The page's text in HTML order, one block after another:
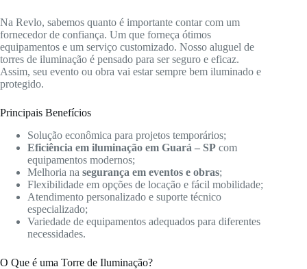
Na Revlo, sabemos quanto é importante contar com um
fornecedor de confiança. Um que forneça ótimos
equipamentos e um serviço customizado. Nosso aluguel de
torres de iluminação é pensado para ser seguro e eficaz.
Assim, seu evento ou obra vai estar sempre bem iluminado e
protegido.
Principais Benefícios
Solução econômica para projetos temporários;
Eficiência em iluminação em Guará – SP com
equipamentos modernos;
Melhoria na segurança em eventos e obras;
Flexibilidade em opções de locação e fácil mobilidade;
Atendimento personalizado e suporte técnico
especializado;
Variedade de equipamentos adequados para diferentes
necessidades.
O Que é uma Torre de Iluminação?